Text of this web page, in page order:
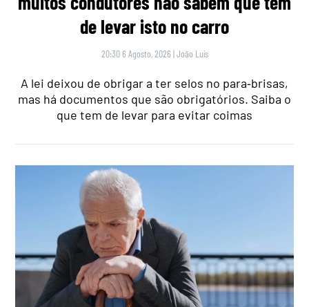
de levar isto no carro
20:30 6 Agosto, 2026 |João Luís
A lei deixou de obrigar a ter selos no para‑brisas,
mas há documentos que são obrigatórios. Saiba o
que tem de levar para evitar coimas